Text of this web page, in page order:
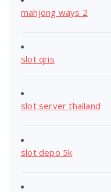
mahjong ways 2
slot qris
slot server thailand
slot depo 5k